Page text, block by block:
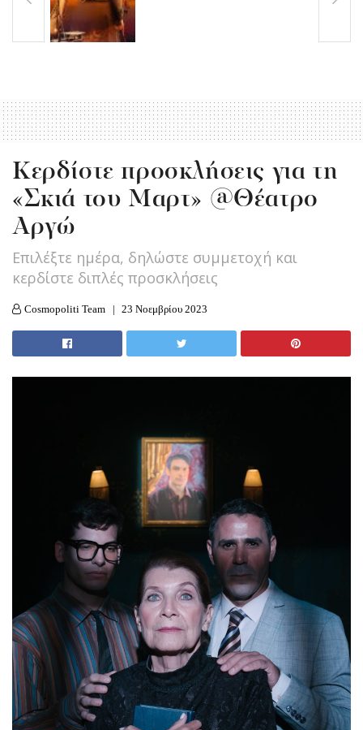
Κερδίστε προσκλήσεις για τη
«Σκιά του Μαρτ» @Θέατρο
Αργώ
Επιλέξτε ημέρα, δηλώστε συμμετοχή και
κερδίστε διπλές προσκλήσεις
Cosmopoliti Team 23 Νοεμβρίου 2023